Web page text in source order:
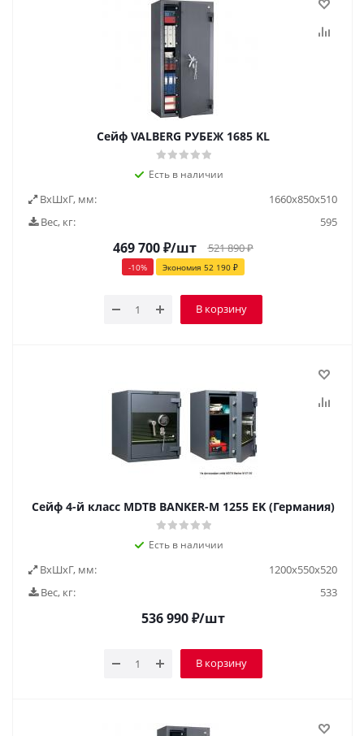
Сейф VALBERG РУБЕЖ 1685 KL
Есть в наличии
ВxШxГ, мм:
1660х850х510
Вес, кг:
595
469 700₽/шт 521 890₽
-10% Экономия 52 190₽
В корзину
Сейф 4-й класс MDTB BANKER-M 1255 EK (Германия)
Есть в наличии
ВxШxГ, мм:
1200x550x520
Вес, кг:
533
536 990₽/шт
В корзину